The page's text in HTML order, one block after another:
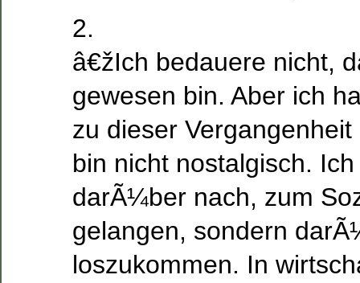
2.
â€žIch bedauere nicht,
gewesen bin. Aber ich
zu dieser
bin nicht nostalgisch.
darÃ¼ber nach, zum
gelangen, sondern
loszukommen. In